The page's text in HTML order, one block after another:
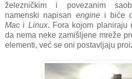
železničkim i povezanim
namenski napisan enginei biće
Mac i Linux. Fora kojom planiraju
da nema neke zamišljene mreže
elementi, već se oni postavljaju